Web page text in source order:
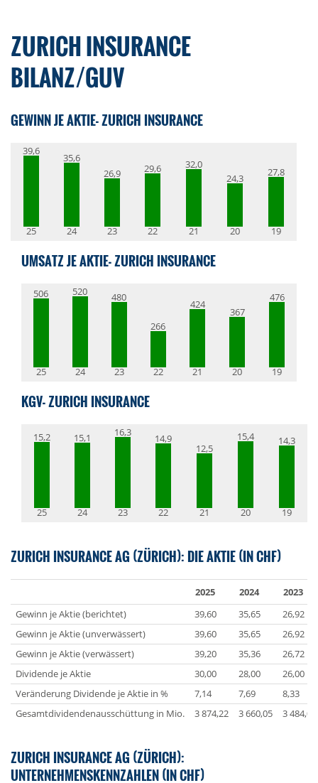
ZURICH INSURANCE
BILANZ/GUV
GEWINN JE AKTIE- ZURICH INSURANCE
39,6
25
35,6
24
26,9
23
29,6
22
32,0
21
24,3
20
27,8
19
UMSATZ JE AKTIE- ZURICH INSURANCE
506
25
520
24
480
23
266
22
424
21
367
20
476
19
KGV- ZURICH INSURANCE
15,2
25
15,1
24
16,3
23
14,9
22
12,5
21
15,4
20
14,3
19
ZURICH INSURANCE AG (ZÜRICH): DIE AKTIE (IN CHF)
2025 2024
2023
Gewinn je Aktie (berichtet)
39,60 35,65
26,92
Gewinn je Aktie (unverwässert)
39,60 35,65
26,92
Gewinn je Aktie (verwässert)
39,20 35,36
26,72
Dividende je Aktie
30,00 28,00
26,00
Veränderung Dividende je Aktie in %
7,14 7,69
8,33
Gesamtdividendenausschüttung in Mio.
3 874,22 3 660,05 3 484,07
ZURICH INSURANCE AG (ZÜRICH):
UNTERNEHMENSKENNZAHLEN (IN CHF)